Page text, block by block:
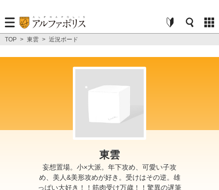
TOP > 東雲 > 近況ボード
東雲
妄想置場。小×大派。年下攻め、可愛い子攻
め、美人&美形攻めが好き。受けはその逆。雄
っぱい大好き！！筋肉受け万歳！！驚異の遅筆